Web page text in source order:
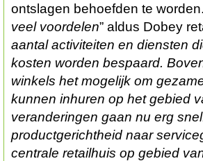
ontslagen behoefden te
veel voordelen” aldus Dobey
aantal activiteiten en diensten
kosten worden bespaard.
winkels het mogelijk om
kunnen inhuren op het gebied
veranderingen gaan nu erg
productgerichtheid naar
centrale retailhuis op gebied